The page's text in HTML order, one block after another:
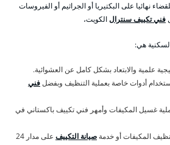
نهائيا على البكتيريا أو الجراثيم أو الفيروسات
فني تكييف سنترالالكويت،
هي:
علمية والابتعاد بشكل كامل عن العشوائية.
أدوات خاصة بعملية التنظيف وبفضلفني
غسيل المكيفات وأمهر فني تكييف باكستاني في
المكيفات أو خدمة صيانة التكييف
على مدار 24